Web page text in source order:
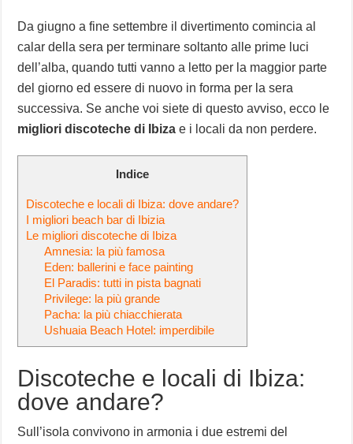
Da giugno a fine settembre il divertimento comincia al
calar della sera per terminare soltanto alle prime luci
dell’alba, quando tutti vanno a letto per la maggior parte
del giorno ed essere di nuovo in forma per la sera
successiva. Se anche voi siete di questo avviso, ecco le
migliori discoteche di Ibiza e i locali da non perdere.
Indice
Discoteche e locali di Ibiza: dove andare?
I migliori beach bar di Ibizia
Le migliori discoteche di Ibiza
Amnesia: la più famosa
Eden: ballerini e face painting
El Paradis: tutti in pista bagnati
Privilege: la più grande
Pacha: la più chiacchierata
Ushuaia Beach Hotel: imperdibile
Discoteche e locali di Ibiza:
dove andare?
Sull’isola convivono in armonia i due estremi del